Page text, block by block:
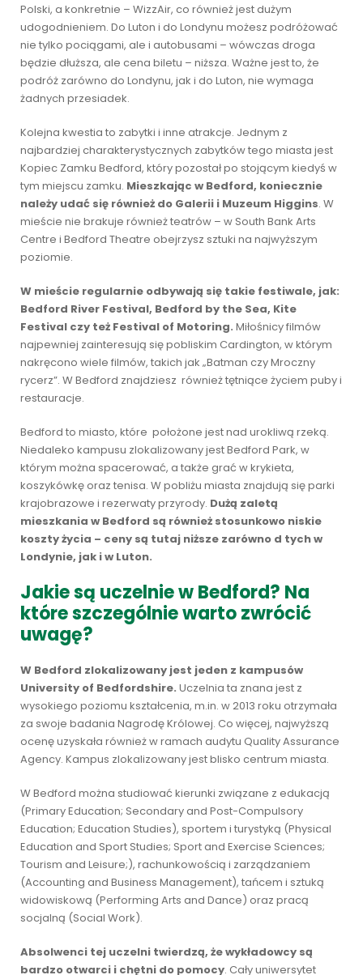
Polski, a konkretnie – WizzAir, co również jest dużym
udogodnieniem. Do Luton i do Londynu możesz podróżować
nie tylko pociągami, ale i autobusami – wówczas droga
będzie dłuższa, ale cena biletu – niższa. Ważne jest to, że
podróż zarówno do Londynu, jak i do Luton, nie wymaga
żadnych przesiadek.
Kolejna kwestia to zabytki i inne atrakcje. Jednym z
najbardziej charakterystycznych zabytków tego miasta jest
Kopiec Zamku Bedford, który pozostał po stojącym kiedyś w
tym miejscu zamku. Mieszkając w Bedford, koniecznie
należy udać się również do Galerii i Muzeum Higgins. W
mieście nie brakuje również teatrów – w South Bank Arts
Centre i Bedford Theatre obejrzysz sztuki na najwyższym
poziomie.
W mieście regularnie odbywają się takie festiwale, jak:
Bedford River Festival, Bedford by the Sea, Kite
Festival czy też Festival of Motoring. Miłośnicy filmów
najpewniej zainteresują się pobliskim Cardington, w którym
nakręcono wiele filmów, takich jak „Batman czy Mroczny
rycerz”. W Bedford znajdziesz również tętniące życiem puby i
restauracje.
Bedford to miasto, które położone jest nad urokliwą rzeką.
Niedaleko kampusu zlokalizowany jest Bedford Park, w
którym można spacerować, a także grać w krykieta,
koszykówkę oraz tenisa. W pobliżu miasta znajdują się parki
krajobrazowe i rezerwaty przyrody. Dużą zaletą
mieszkania w Bedford są również stosunkowo niskie
koszty życia – ceny są tutaj niższe zarówno d tych w
Londynie, jak i w Luton.
Jakie są uczelnie w Bedford? Na
które szczególnie warto zwrócić
uwagę?
W Bedford zlokalizowany jest jeden z kampusów
University of Bedfordshire. Uczelnia ta znana jest z
wysokiego poziomu kształcenia, m.in. w 2013 roku otrzymała
za swoje badania Nagrodę Królowej. Co więcej, najwyższą
ocenę uzyskała również w ramach audytu Quality Assurance
Agency. Kampus zlokalizowany jest blisko centrum miasta.
W Bedford można studiować kierunki związane z edukacją
(Primary Education; Secondary and Post-Compulsory
Education; Education Studies), sportem i turystyką (Physical
Education and Sport Studies; Sport and Exercise Sciences;
Tourism and Leisure;), rachunkowością i zarządzaniem
(Accounting and Business Management), tańcem i sztuką
widowiskową (Performing Arts and Dance) oraz pracą
socjalną (Social Work).
Absolwenci tej uczelni twierdzą, że wykładowcy są
bardzo otwarci i chętni do pomocy. Cały uniwersytet